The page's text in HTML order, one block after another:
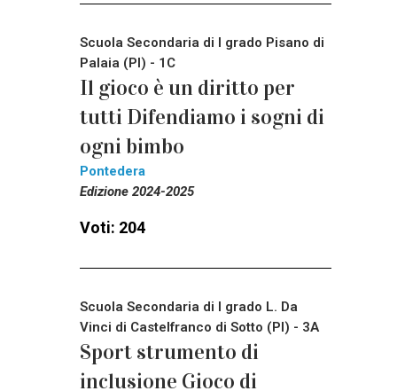
Scuola Secondaria di I grado Pisano di
Palaia (PI) - 1C
Il gioco è un diritto per
tutti Difendiamo i sogni di
ogni bimbo
Pontedera
Edizione 2024-2025
Voti: 204
Scuola Secondaria di I grado L. Da
Vinci di Castelfranco di Sotto (PI) - 3A
Sport strumento di
inclusione Gioco di